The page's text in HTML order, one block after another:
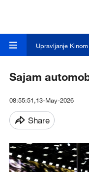
Upravljanje Kinom
Sajam
08:55:51,13-May-2026
Share